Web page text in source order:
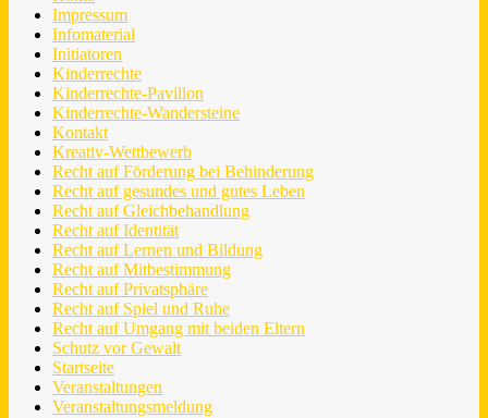
Impressum
Infomaterial
Initiatoren
Kinderrechte
Kinderrechte-Pavillon
Kinderrechte-Wandersteine
Kontakt
Kreativ-Wettbewerb
Recht auf Förderung bei Behinderung
Recht auf gesundes und gutes Leben
Recht auf Gleichbehandlung
Recht auf Identität
Recht auf Lernen und Bildung
Recht auf Mitbestimmung
Recht auf Privatsphäre
Recht auf Spiel und Ruhe
Recht auf Umgang mit beiden Eltern
Schutz vor Gewalt
Startseite
Veranstaltungen
Veranstaltungsmeldung